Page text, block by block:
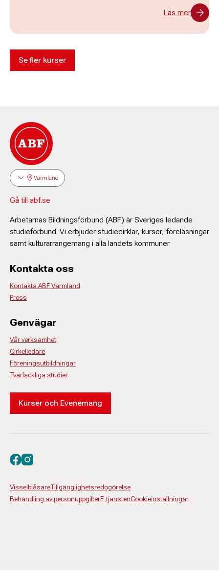
Läs mer
Se fler kurser
Värmland
Gå till abf.se
Arbetarnas Bildningsförbund (ABF) är Sveriges ledande
studieförbund. Vi erbjuder studiecirklar, kurser, föreläsningar
samt kulturarrangemang i alla landets kommuner.
Kontakta oss
Kontakta ABF Värmland
Press
Genvägar
Vår verksamhet
Cirkelledare
Föreningsutbildningar
Tvärfackliga studier
Kurser och Evenemang
VisselblåsareTillgänglighetsredogörelse
Behandling av personuppgifterE-tjänstenCookieinställningar
Besök oss på facebook
Besök oss på instagram